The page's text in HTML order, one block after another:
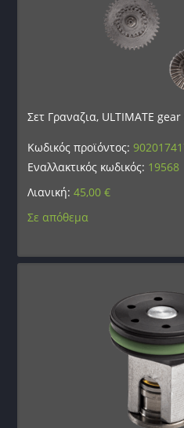
Σετ Γραναζια, ULTIMATE
Κωδικός προϊόντος:
Εναλλακτικός κωδικός: 19568
Λιανική:45,00€
Σε απόθεμα